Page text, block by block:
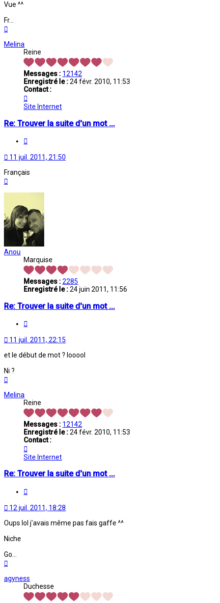
Vue ^^
Fr...
Melina
Reine
Messages : 12142
Enregistré le :24 févr. 2010, 11:53
Contact :
Melina
Site Internet
Re: Trouver la suite d'un mot ...
11 juil. 2011, 21:50
Français
Anou
Marquise
Messages :2285
Enregistré le :24 juin 2011, 11:56
Re: Trouver la suite d'un mot ...
11 juil. 2011, 22:15
et le début de mot ? looool
Ni ?
Melina
Reine
Messages : 12142
Enregistré le :24 févr. 2010, 11:53
Contact :
Melina
Site Internet
Re: Trouver la suite d'un mot ...
12 juil. 2011, 18:28
Oups lol j'avais même pas fais gaffe ^^
Niche
Go...
agyness
Duchesse